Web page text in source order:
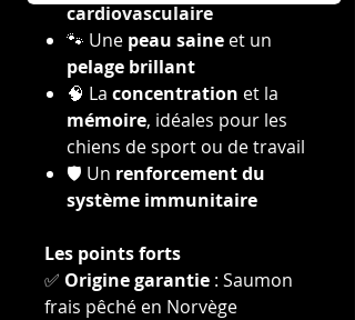
cardiovasculaire
🐾 Une peau saine et un
pelage brillant
🧠 La concentration et la
mémoire, idéales pour les
chiens de sport ou de travail
🛡️ Un renforcement du
système immunitaire
Les points forts
✅ Origine garantie : Saumon
frais pêché en Norvège